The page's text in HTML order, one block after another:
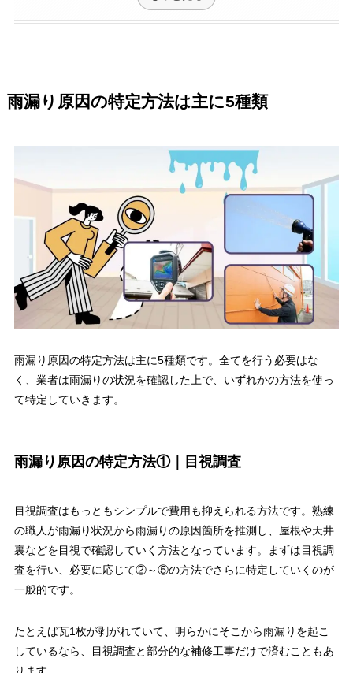
雨漏り原因の特定方法は主に5種類
雨漏り原因の特定方法は主に5種類です。全てを行う必要はな
く、業者は雨漏りの状況を確認した上で、いずれかの方法を使っ
て特定していきます。
雨漏り原因の特定方法①｜目視調査
目視調査はもっともシンプルで費用も抑えられる方法です。熟練
の職人が雨漏り状況から雨漏りの原因箇所を推測し、屋根や天井
裏などを目視で確認していく方法となっています。まずは目視調
査を行い、必要に応じて②～⑤の方法でさらに特定していくのが
一般的です。
たとえば瓦1枚が剥がれていて、明らかにそこから雨漏りを起こ
しているなら、目視調査と部分的な補修工事だけで済むこともあ
ります。